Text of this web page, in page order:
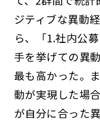
ジティブな異動
ら、「1.社内公
手を挙げての異
最も高かった。
動が実現した場
が自分に合った